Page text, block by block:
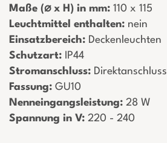
Maße (⌀ x H) in mm: ­ 110 x 115
Leuchtmittel enthalten: ­ nein
Einsatzbereich: ­ Deckenleuchten
Schutzart: ­ IP44
Stromanschluss: ­ Direktanschluss
Fassung: ­ GU10
Nenneingangsleistung: ­ 28 W
Spannung in V: ­ 220 - 240